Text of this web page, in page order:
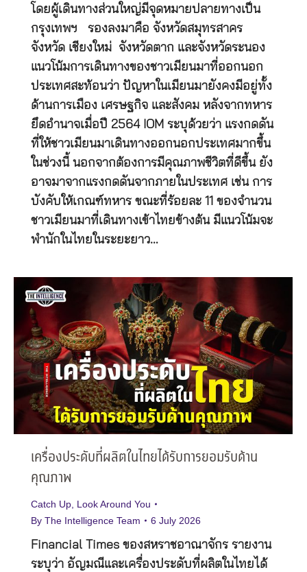
โดยผู้เดินทางส่วนใหญ่มีจุดหมายปลายทางเป็น
กรุงเทพฯ รองลงมาคือ จังหวัดสมุทรสาคร
จังหวัด เชียงใหม่ จังหวัดตาก และจังหวัดระนอง
แนวโน้มการเดินทางของชาวเมียนมาที่ออกนอก
ประเทศสะท้อนว่า ปัญหาในเมียนมายังคงมีอยู่ทั้ง
ด้านการเมือง เศรษฐกิจ และสังคม หลังจากทหาร
ยึดอำนาจเมื่อปี 2564 IOM ระบุด้วยว่า แรงกดดัน
ที่ให้ชาวเมียนมาเดินทางออกนอกประเทศมากขึ้น
ในช่วงนี้ นอกจากต้องการมีคุณภาพชีวิตที่ดีขึ้น ยัง
อาจมาจากแรงกดดันจากภายในประเทศ เช่น การ
บังคับให้เกณฑ์ทหาร ขณะที่ร้อยละ 11 ของจำนวน
ชาวเมียนมาที่เดินทางเข้าไทยข้างต้น มีแนวโน้มจะ
พำนักในไทยในระยะยาว…
เครื่องประดับที่ผลิตในไทยได้รับการยอมรับด้าน
คุณภาพ
Catch Up Look Around You
By The Intelligence Team 6 July 2026
Financial Times ของสหราชอาณาจักร รายงาน
ระบุว่า อัญมณีและเครื่องประดับที่ผลิตในไทยได้